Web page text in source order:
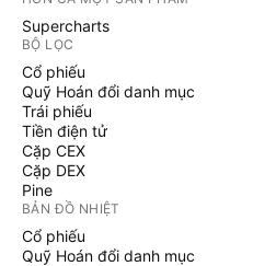
Supercharts
BỘ LỌC
Cổ phiếu
Quỹ Hoán đổi danh mục
Trái phiếu
Tiền điện tử
Cặp CEX
Cặp DEX
Pine
BẢN ĐỒ NHIỆT
Cổ phiếu
Quỹ Hoán đổi danh mục